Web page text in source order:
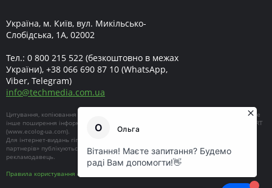
Україна, м. Київ, вул. Микільсько-
Слобідська, 1А, 02002
Тел.: 0 800 215 522 (безкоштовно в межах
України), +38 066 690 87 10 (WhatsApp,
Viber, Telegram)
info@techmedia.com.ua
Цитування, копіювання окремих частин текстів чи зображень, передрук чи будь-яке
інше поширення інформації ECOEXPERT можливе за умови посилання на ECOEXPERT
(www.ecolog-ua.com).
Для інтернет-видань гіперпосилання є обов'язковим. Матеріали в блоці «Новини
партнерів» публікуються на правах реклами, відповідальність за їхній зміст несе
рекламодавець.
Правила користування сайтом